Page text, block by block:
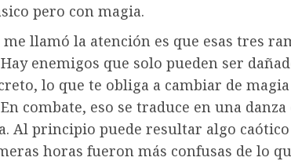
pero con magia.
llamó la atención es que esas tres
enemigos que solo pueden ser
lo que te obliga a cambiar de magia
combate, eso se traduce en una danza
Al principio puede resultar algo
horas fueron más confusas de lo